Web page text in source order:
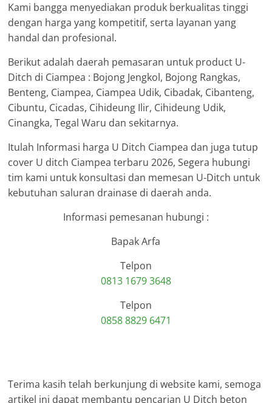
Kami bangga menyediakan produk berkualitas tinggi
dengan harga yang kompetitif, serta layanan yang
handal dan profesional.
Berikut adalah daerah pemasaran untuk product U-
Ditch di Ciampea : Bojong Jengkol, Bojong Rangkas,
Benteng, Ciampea, Ciampea Udik, Cibadak, Cibanteng,
Cibuntu, Cicadas, Cihideung Ilir, Cihideung Udik,
Cinangka, Tegal Waru dan sekitarnya.
Itulah Informasi harga U Ditch Ciampea dan juga tutup
cover U ditch Ciampea terbaru 2026, Segera hubungi
tim kami untuk konsultasi dan memesan U-Ditch untuk
kebutuhan saluran drainase di daerah anda.
Informasi pemesanan hubungi :
Bapak Arfa
Telpon
0813 1679 3648
Telpon
0858 8829 6471
Terima kasih telah berkunjung di website kami, semoga
artikel ini dapat membantu pencarian U Ditch beton